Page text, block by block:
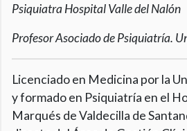
Psiquiatra Hospital Valle del Nalón
Profesor Asociado de Psiquiatría.
Licenciado en Medicina por la
y formado en Psiquiatría en el
Marqués de Valdecilla de